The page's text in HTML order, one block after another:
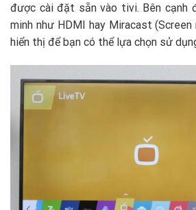
được cài đặt sẵn vào tivi. Bên cạnh
minh như HDMI hay Miracast
hiển thị để bạn có thể lựa chọn sử